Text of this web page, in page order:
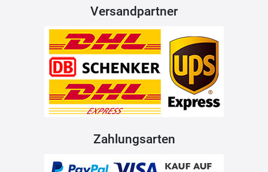
Versandpartner
Zahlungsarten